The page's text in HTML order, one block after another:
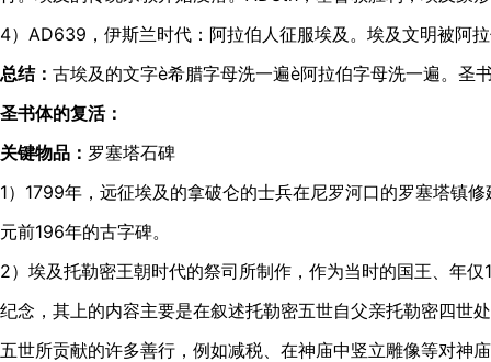
4）AD639，伊斯兰时代：阿拉伯人征服埃及。埃及文明被阿
总结： 古埃及的文字è希腊字母洗一遍è阿拉伯字母洗一遍。圣
圣书体的复活：
关键物品： 罗塞塔石碑
1）1799年，远征埃及的拿破仑的士兵在尼罗河口的罗塞塔镇
元前196年的古字碑。
2）埃及托勒密王朝时代的祭司所制作，作为当时的国王、年
纪念，其上的内容主要是在叙述托勒密五世自父亲托勒密四世
五世所贡献的许多善行，例如减税、在神庙中竖立雕像等对神